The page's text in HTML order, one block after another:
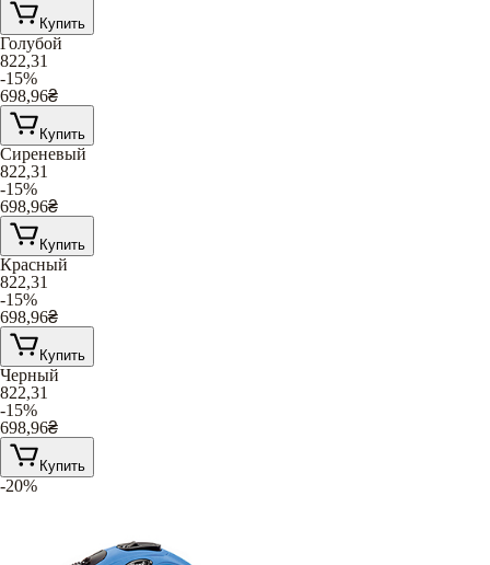
Купить
Голубой
822,31
-15%
698,96₴
Купить
Сиреневый
822,31
-15%
698,96₴
Купить
Красный
822,31
-15%
698,96₴
Купить
Черный
822,31
-15%
698,96₴
Купить
-20%